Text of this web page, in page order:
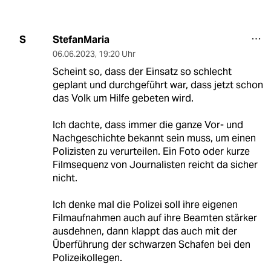
S StefanMaria
06.06.2023, 19:20 Uhr
Scheint so, dass der Einsatz so schlecht
geplant und durchgeführt war, dass jetzt schon
das Volk um Hilfe gebeten wird.
Ich dachte, dass immer die ganze Vor- und
Nachgeschichte bekannt sein muss, um einen
Polizisten zu verurteilen. Ein Foto oder kurze
Filmsequenz von Journalisten reicht da sicher
nicht.
Ich denke mal die Polizei soll ihre eigenen
Filmaufnahmen auch auf ihre Beamten stärker
ausdehnen, dann klappt das auch mit der
Überführung der schwarzen Schafen bei den
Polizeikollegen.